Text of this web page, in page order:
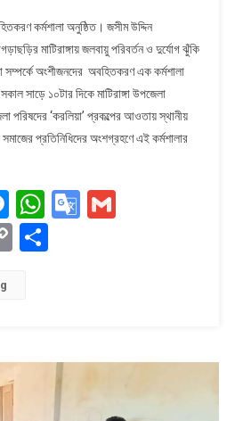
কর্মশালা অনুষ্ঠিত। ​জসীম উদ্দিন
মাটিরাঙ্গায় জলবায়ু পরিবর্তন ও দুর্যোগ ঝুঁকি
সম্পর্কে অংশীজনদের অবহিতকরণ এক কর্মশালা
সাড়ে ১০টার দিকে মাটিরাঙ্গা উপজেলা
পরিষদের ‘করলিয়া’ প্রকল্পের আওতায় স্থানীয়
প্রতিনিধিদের অংশগ্রহণে এই কর্মশালার
Messenger
WhatsApp
Google
Gmail
CopyShare